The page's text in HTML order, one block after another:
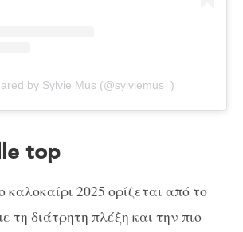
by Sylvie Mus (@sylviemus_)
top
καλοκαίρι 2025 ορίζεται από το
τη διάτρητη πλέξη και την πιο